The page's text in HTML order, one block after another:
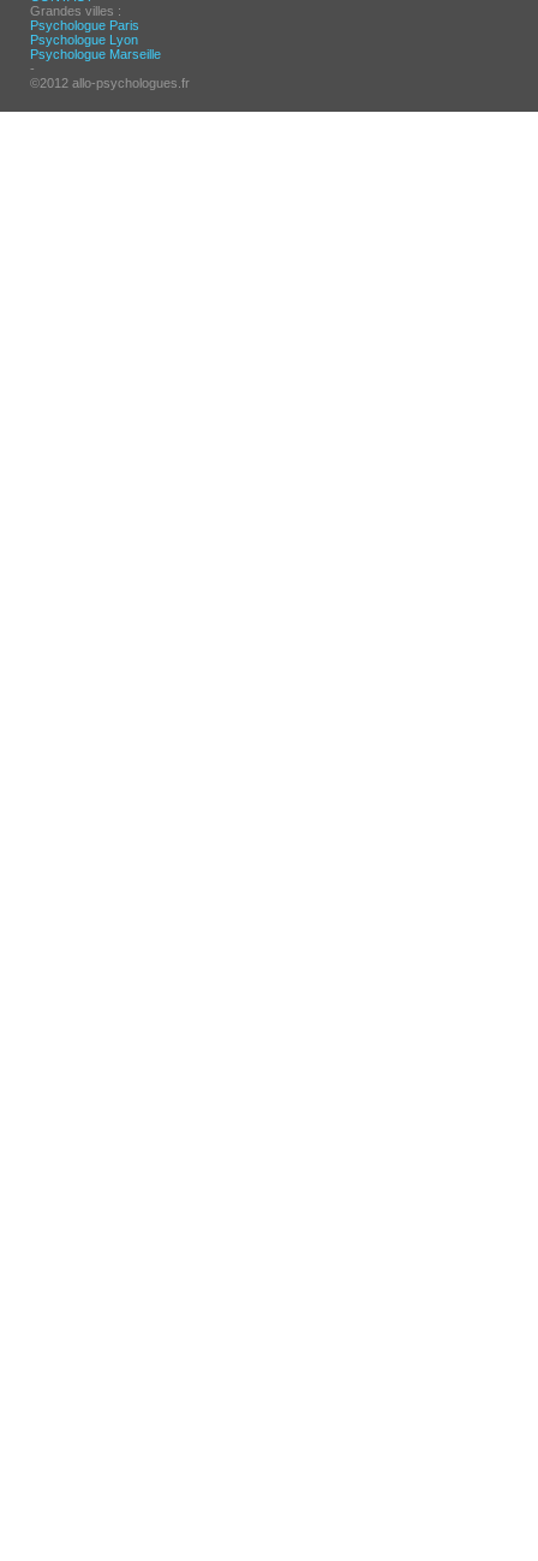
Grandes villes :
Psychologue Paris
Psychologue Lyon
Psychologue Marseille
-
©2012 allo-psychologues.fr